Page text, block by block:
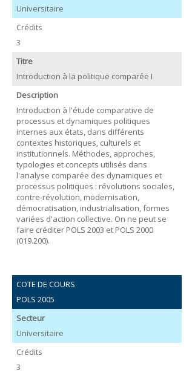
Universitaire
Crédits
3
Titre
Introduction à la politique comparée I
Description
Introduction à l'étude comparative de
processus et dynamiques politiques
internes aux états, dans différents
contextes historiques, culturels et
institutionnels. Méthodes, approches,
typologies et concepts utilisés dans
l'analyse comparée des dynamiques et
processus politiques : révolutions sociales,
contre-révolution, modernisation,
démocratisation, industrialisation, formes
variées d'action collective. On ne peut se
faire créditer POLS 2003 et POLS 2000
(019.200).
COTE DE COURS
POLS 2005
Secteur
Universitaire
Crédits
3